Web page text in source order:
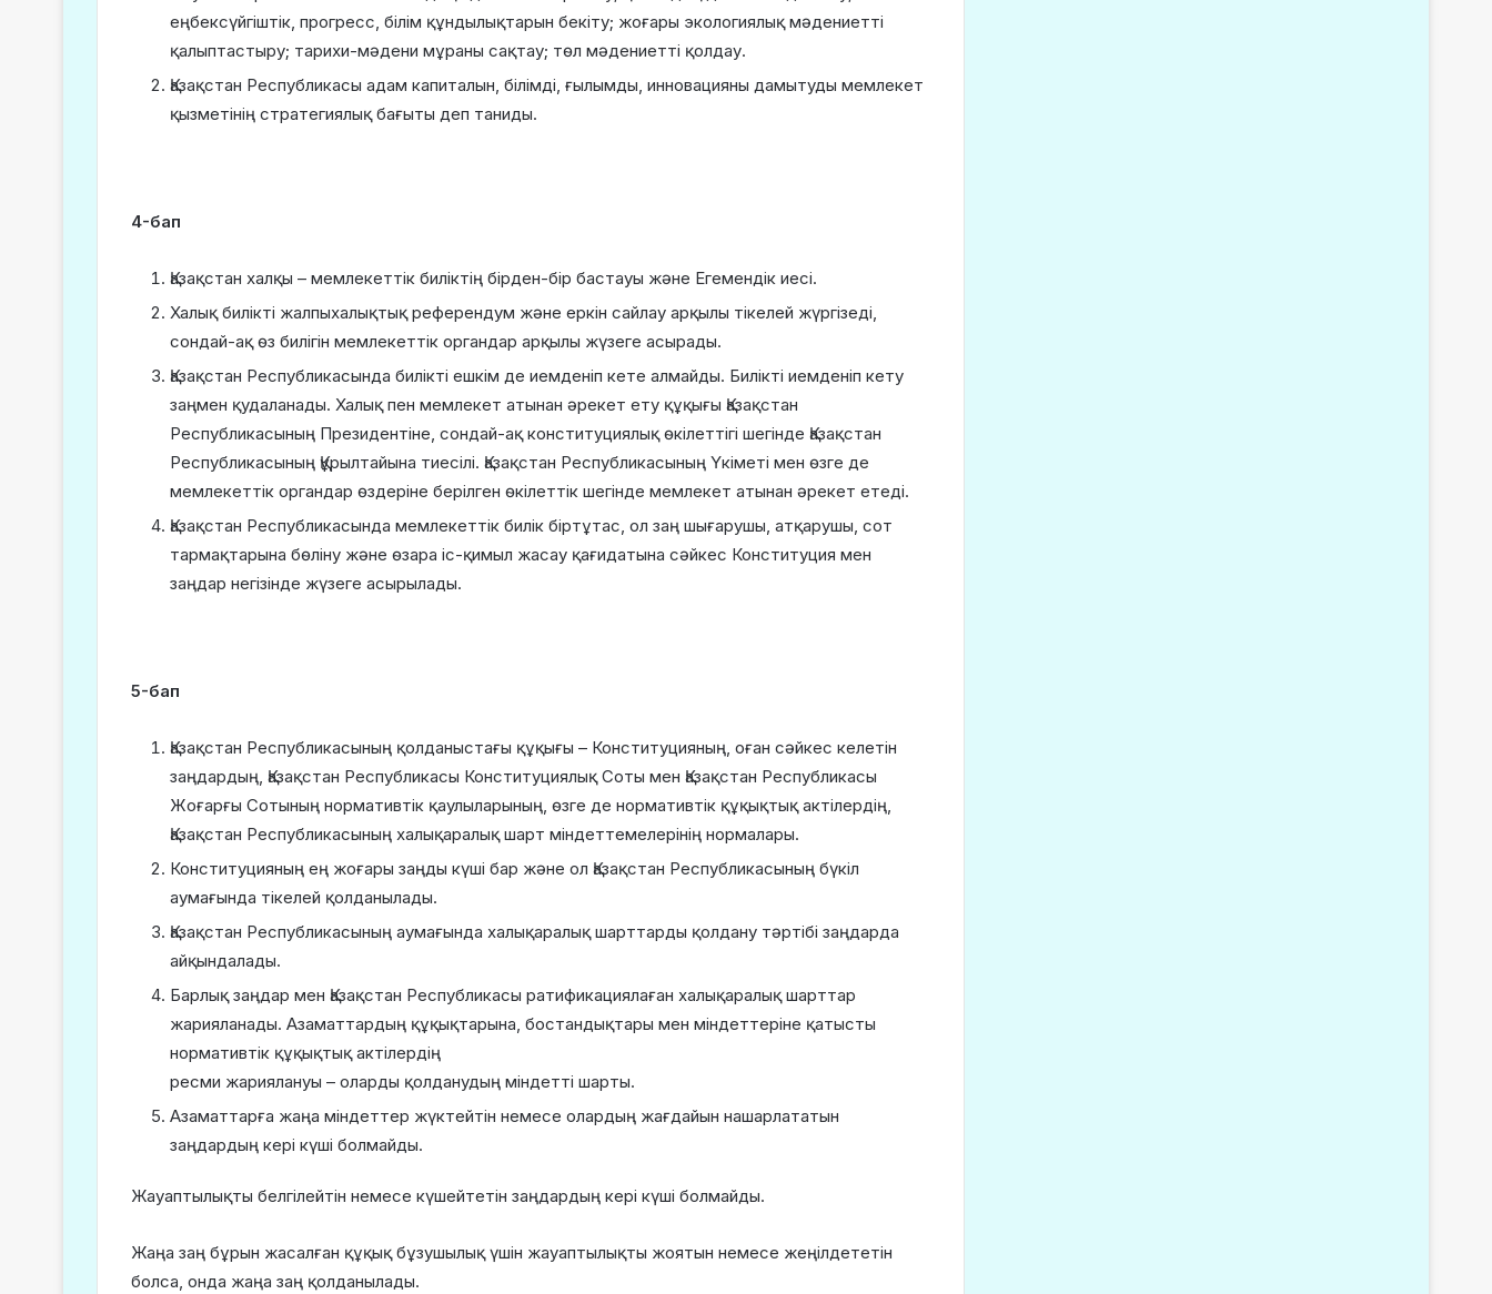
еңбексүйгіштік, прогресс, білім құндылық­тарын бекіту; жоғары экологиялық мәдениетті
қалыптастыру; тарихи-мәдени мұраны сақтау; төл мәдениетті қолдау.
Қазақстан Республикасы адам капиталын, білімді, ғылымды, инновацияны дамытуды мемлекет
қызметінің стратегиялық бағыты деп таниды.
4-бап
Қазақстан халқы – мемлекеттік биліктің бірден-бір бастауы және Егемендік иесі.
Халық билікті жалпыхалықтық референдум және еркін сайлау арқылы тікелей жүргізеді,
сондай-ақ өз билігін мемлекеттік органдар арқылы жүзеге асырады.
Қазақстан Республикасында билікті ешкім де иемденіп кете алмайды. Билікті иемденіп кету
заңмен қудаланады. Халық пен мемлекет атынан әрекет ету құқығы Қазақстан
Республикасының Президентіне, сондай-ақ конституциялық өкілеттігі шегінде Қазақстан
Республикасының Құрылтайына тиесілі. Қазақстан Республикасының Үкіметі мен өзге де
мемлекеттік органдар өздеріне берілген өкілеттік шегінде мемлекет атынан әрекет етеді.
Қазақстан Республикасында мемлекеттік билік біртұ­тас, ол заң шығарушы, атқарушы, сот
тармақтарына бөлі­ну және өзара іс-қимыл жасау қағидатына сәйкес Консти­туция мен
заңдар негізінде жүзеге асырылады.
5-бап
Қазақстан Республикасының қолданыстағы құқығы – Конституцияның, оған сәйкес келетін
заңдардың, Қазақстан Республикасы Конституциялық Соты мен Қазақстан Респуб­ликасы
Жоғарғы Сотының нормативтік қаулыларының, өзге де нормативтік құқықтық актілердің,
Қазақстан Респуб­ли­касының халықаралық шарт міндеттемелерінің нормалары.
Конституцияның ең жоғары заңды күші бар және ол Қазақстан Республикасының бүкіл
аумағында тікелей қолданылады.
Қазақстан Республикасының аумағында халықаралық шарттарды қолдану тәртібі заңдарда
айқындалады.
Барлық заңдар мен Қазақстан Республикасы рати­фи­кациялаған халықаралық шарттар
жарияланады. Азамат­тардың құқықтарына, бостандықтары мен міндеттеріне қатыс­ты
нормативтік құқықтық актілердің
ресми жариялануы – оларды қолданудың міндетті шарты.
Азаматтарға жаңа міндеттер жүктейтін немесе олардың жағдайын нашарлататын
заңдардың кері күші болмайды.
Жауаптылықты белгілейтін немесе күшейтетін заңдардың кері күші болмайды.
Жаңа заң бұрын жасалған құқық бұзушылық үшін жауаптылықты жоятын немесе жеңілдететін
болса, онда жаңа заң қолданылады.